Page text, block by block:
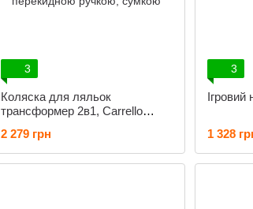
3
Коляска для ляльок
трансформер 2в1, Carrello
перекидною ручкою, сумкою
2 279 грн
3
Ігровий
1 328